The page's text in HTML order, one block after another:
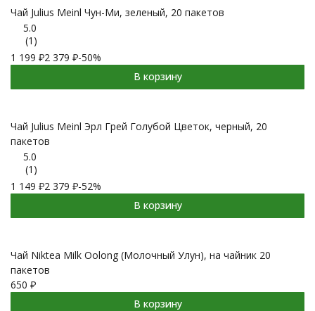
Чай Julius Meinl Чун-Ми, зеленый, 20 пакетов
5.0
(1)
1 199 ₽2 379 ₽-50%
В корзину
Чай Julius Meinl Эрл Грей Голубой Цветок, черный, 20
пакетов
5.0
(1)
1 149 ₽2 379 ₽-52%
В корзину
Чай Niktea Milk Oolong (Молочный Улун), на чайник 20
пакетов
650 ₽
В корзину